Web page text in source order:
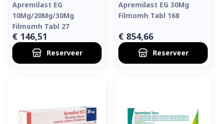
Apremilast EG
10Mg/20Mg/30Mg
Filmomh Tabl 27
€ 146,51
Reserveer
Apremilast EG 30Mg
Filmomh Tabl 168
€ 854,66
Reserveer